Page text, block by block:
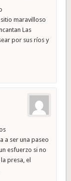
maravilloso
Las
por sus ríos y
a ser una paseo
esfuerzo si no
presa, el